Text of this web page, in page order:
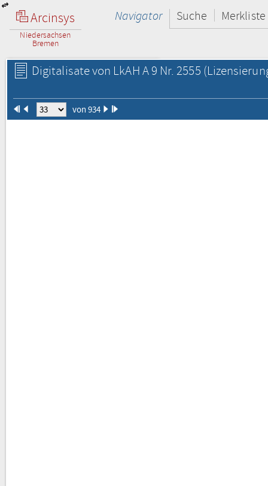
Arcinsys
Niedersachsen
Bremen
Navigator Suche Merkliste
Digitalisate von LkAH A 9 Nr. 2555
von 934